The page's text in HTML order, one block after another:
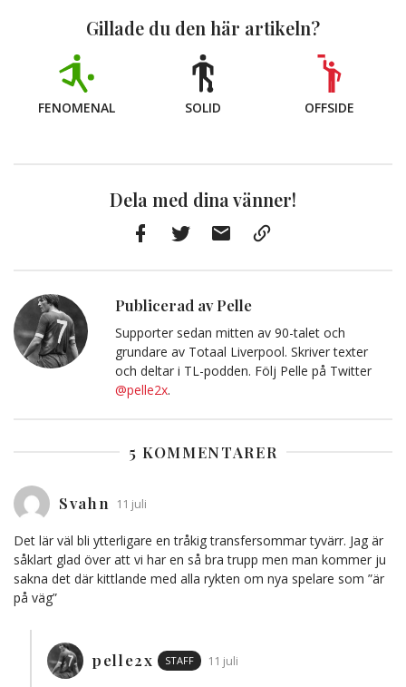
Gillade du den här artikeln?
FENOMENAL SOLID OFFSIDE
Dela med dina vänner!
Publicerad av Pelle
Supporter sedan mitten av 90-talet och
grundare av Totaal Liverpool. Skriver texter
och deltar i TL-podden. Följ Pelle på Twitter
@pelle2x.
5 KOMMENTARER
Svahn 11 juli
Det lär väl bli ytterligare en tråkig transfersommar tyvärr. Jag är
såklart glad över att vi har en så bra trupp men man kommer ju
sakna det där kittlande med alla rykten om nya spelare som ”är
på väg”
pelle2x STAFF 11 juli